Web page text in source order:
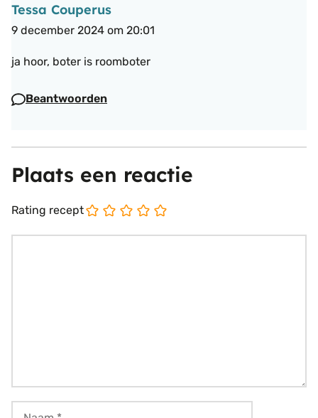
Tessa Couperus
9 december 2024 om 20:01
ja hoor, boter is roomboter
Beantwoorden
Plaats een reactie
Rating recept